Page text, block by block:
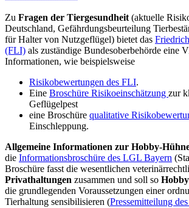
Zu Fragen der Tiergesundheit(aktuelle
Deutschland, Gefährdungsbeurteilung
für Halter von Nutzgeflügel) bietet das
(FLI) als zuständige Bundesoberbehörde eine
Informationen, wie beispielsweise
Risikobewertungen des FLI.
Eine Broschüre Risikoeinschätzung zur
Geflügelpest
eine Broschüre qualitative
Einschleppung.
Allgemeine Informationen zur Hobby-
die Informationsbroschüre des LGL Bayern
Broschüre fasst die wesentlichen
Privathaltungen zusammen und soll so
die grundlegenden Voraussetzungen einer
Tierhaltung sensibilisieren (Pressemitteilung